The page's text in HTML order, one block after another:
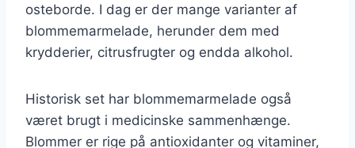
osteborde. I dag er der mange varianter af
blommemarmelade, herunder dem med
krydderier, citrusfrugter og endda alkohol.
Historisk set har blommemarmelade også
været brugt i medicinske sammenhænge.
Blommer er rige på antioxidanter og vitaminer,